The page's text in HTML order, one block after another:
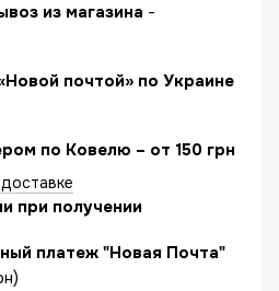
из магазина -
почтой» по Украине
по Ковелю – от 150 грн
при получении
платеж "Новая Почта"